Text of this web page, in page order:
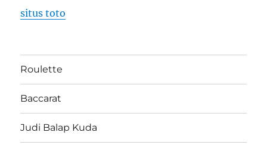
situs toto
Roulette
Baccarat
Judi Balap Kuda